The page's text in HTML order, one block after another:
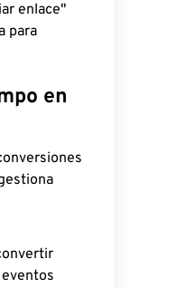
enlace"
para
en